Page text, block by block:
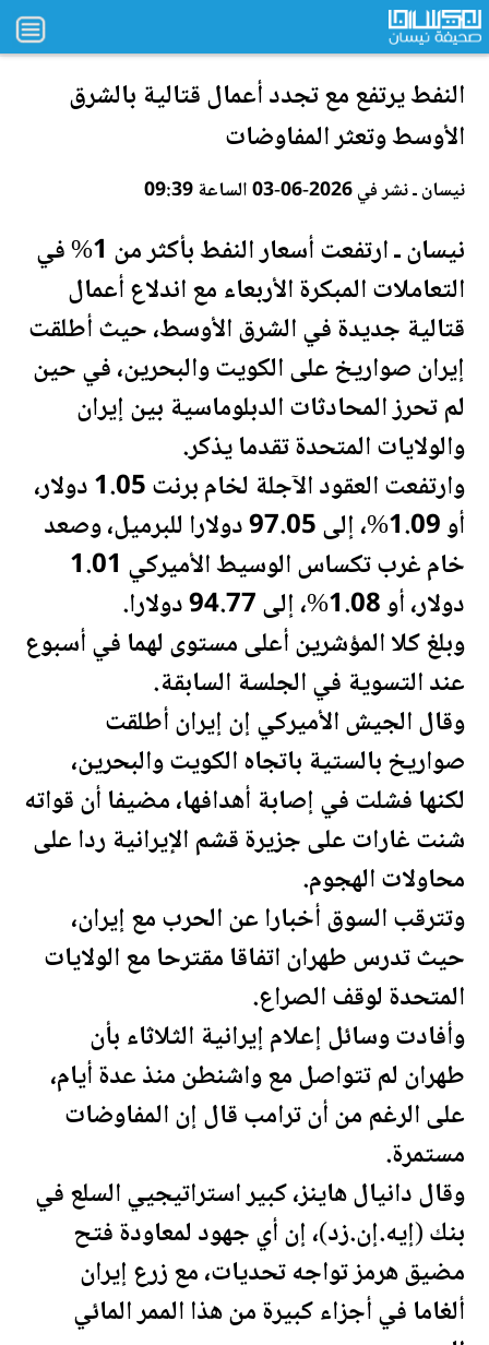
النفط يرتفع مع تجدد أعمالقتالية بالشرق
الأوسط وتعثر المفاوضات
نيسان ـ نشر في 2026-06-03 الساعة 09:39
نيسان ـ ارتفعت أسعارالنفط
بأكثر من 1% في
التعاملات المبكرة الأربعاء مع اندلاع أعمال
قتالية جديدة في الشرق الأوسط، حيث أطلقت
إيران صواريخ علىالكويتوالبحرين، في حين
لم تحرز المحادثات الدبلوماسية بين إيران
والولايات المتحدةتقدما يذكر.
وارتفعت العقود الآجلة لخام برنت 1.05 دولار،
أو 1.09%، إلى 97.05 دولارا للبرميل، وصعد
خام غرب تكساس الوسيط الأميركي 1.01
دولار، أو 1.08%، إلى 94.77 دولارا.
وبلغ كلا المؤشرين أعلى مستوى لهما في أسبوع
عند التسوية في الجلسة السابقة.
وقال الجيش الأميركي إن إيران أطلقت
صواريخ بالستية باتجاهالكويتوالبحرين،
لكنها فشلت في إصابة أهدافها، مضيفا أن قواته
شنت غارات على جزيرة قشم الإيرانية ردا على
محاولات الهجوم.
وتترقب السوق أخبارا عن الحرب مع إيران،
حيث تدرس طهران اتفاقا مقترحا معالولايات
المتحدةلوقف الصراع.
وأفادت وسائل إعلام إيرانية الثلاثاء بأن
طهران لم تتواصل مع واشنطن منذ عدة أيام،
على الرغم من أنترامبقال إن المفاوضات
مستمرة.
وقال دانيال هاينز، كبير استراتيجيي السلع في
بنك (إيه.إن.زد)، إن أي جهود لمعاودة فتح
مضيق هرمز تواجه تحديات، مع زرع إيران
ألغاما في أجزاء كبيرة من هذا الممر المائي